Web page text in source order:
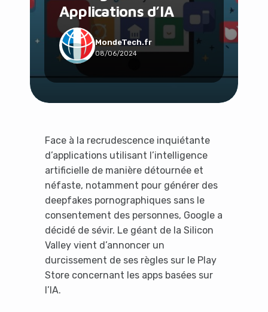
Applications d’IA
MondeTech.fr
08/06/2024
Face à la recrudescence inquiétante
d’applications utilisant l’intelligence
artificielle de manière détournée et
néfaste, notamment pour générer des
deepfakes pornographiques sans le
consentement des personnes, Google a
décidé de sévir. Le géant de la Silicon
Valley vient d’annoncer un
durcissement de ses règles sur le Play
Store concernant les apps basées sur
l’IA.
Social & Communauté
Tech & Développement
Travail & Productivité
Voyage